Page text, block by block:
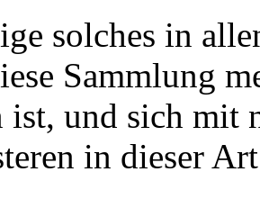
solches in
Sammlung
ist, und sich mit
in dieser